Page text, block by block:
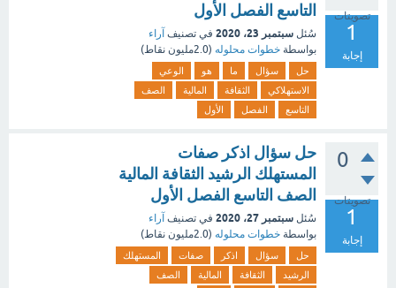
تصويتات
1
إجابة
التاسع الفصل الأول
سُئل سبتمبر 23، 2020 في تصنيف آراء
بواسطة خطوات محلوله (2.0مليون نقاط)
حل سؤال ما هو
الوعي
الاستهلاكي
الثقافة المالية
الصف
التاسع
الفصل الأول
0
تصويتات
1
إجابة
حل سؤال اذكر صفات
المستهلك الرشيد الثقافة المالية
الصف التاسع الفصل الأول
سُئل سبتمبر 27، 2020 في تصنيف آراء
بواسطة خطوات محلوله (2.0مليون نقاط)
حل سؤال اذكر صفات
المستهلك
الرشيد
الثقافة المالية الصف